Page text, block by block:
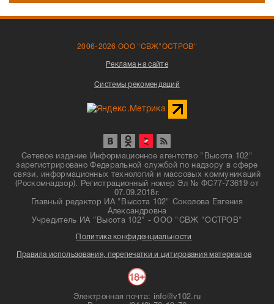
2006-2026 ООО "СВЖ"ОСТРОВ"
Реклама на сайте
Системы рекомендаций
Сетевое издание Информационное агентство "Высота 102"
зарегистрировано Федеральной службой по надзору в сфере
связи, информационных технологий и массовых коммуникаций
(Роскомнадзор). Регистрационный номер Эл № ФС77-73619 от
07.09.2018г.
Главный редактор ИА "Высота 102" Соколова Евгения
Александровна
Учредитель ИА "Высота 102" - ООО "СВЖ "ОСТРОВ"
Политика конфиденциальности
Правила использования, перепечатки и цитирования материалов
Электронная почта: info@v102.ru